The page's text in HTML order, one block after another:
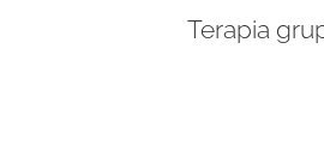
Terapia